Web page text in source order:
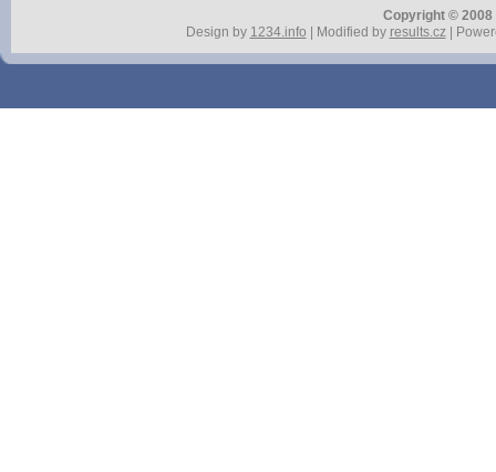
Copyright ©
Design by 1234.info | Modified by results.cz|